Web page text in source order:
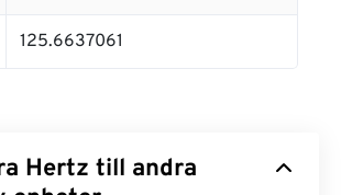
125.6637061
Hertz till andra